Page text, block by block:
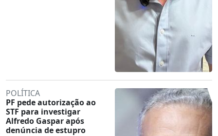
POLÍTICA
PF pede autorização ao
STF para investigar
Alfredo Gaspar após
denúncia de estupro